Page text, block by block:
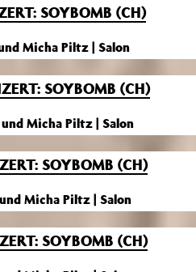
SOYBOMB (CH)
Micha Piltz | Salon
SOYBOMB (CH)
Micha Piltz | Salon
SOYBOMB (CH)
Micha Piltz | Salon
SOYBOMB (CH)